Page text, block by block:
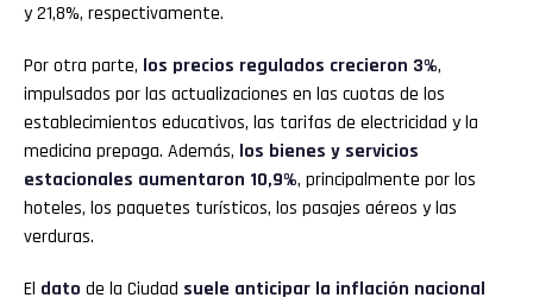
y 21,8%, respectivamente.
Por otra parte, los precios regulados crecieron 3%,
impulsados por las actualizaciones en las cuotas de los
establecimientos educativos, las tarifas de electricidad y la
medicina prepaga. Además, los bienes y servicios
estacionales aumentaron 10,9%, principalmente por los
hoteles, los paquetes turísticos, los pasajes aéreos y las
verduras.
El dato de la Ciudad suele anticipar la inflación nacional